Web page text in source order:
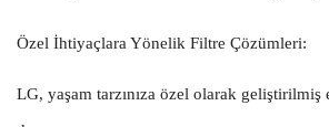
Özel İhtiyaçlara Yönelik Filtre Çözümleri:
LG, yaşam tarzınıza özel olarak